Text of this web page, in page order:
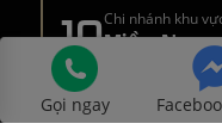
Gọi ngay
10Chi nhánh khu
Miền Nam
1448Huỳnh Tấn
1007 Lạc Long